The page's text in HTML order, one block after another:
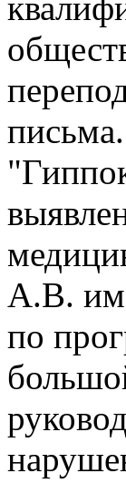
А.В.
по